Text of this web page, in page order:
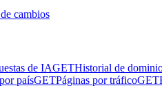
cambios
de IAGETHistorial de
paísGETPáginas por tráficoGET